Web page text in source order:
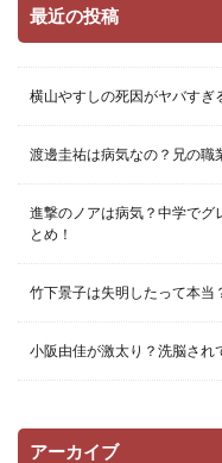
最近の投稿
横山やすしの死因がヤバすぎ
渡邊圭祐は病気なの？兄の職
進撃のノアは病気？中学でグ
とめ！
竹下景子は失明したって本当
小阪由佳が激太り？洗脳され
アーカイブ